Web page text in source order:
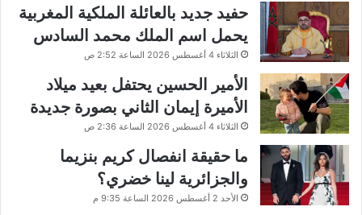
حفيد جديد بالعائلة الملكية المغربية
يحمل اسم الملك محمد السادس
الثلاثاء 4 أغسطس 2026 الساعة 2:52 ص
الأمير الحسين يحتفل بعيد ميلاد
الأميرة إيمان الثاني بصورة جديدة
الثلاثاء 4 أغسطس 2026 الساعة 2:36 ص
ما حقيقة انفصال كريم بنزيما
والجزائرية لينا خضري؟
الأحد 2 أغسطس 2026 الساعة 9:35 م